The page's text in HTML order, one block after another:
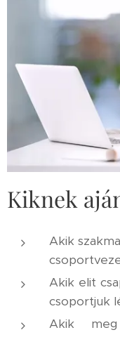
Kiknek
Akik
Akik elit
csoportjuk
Akik